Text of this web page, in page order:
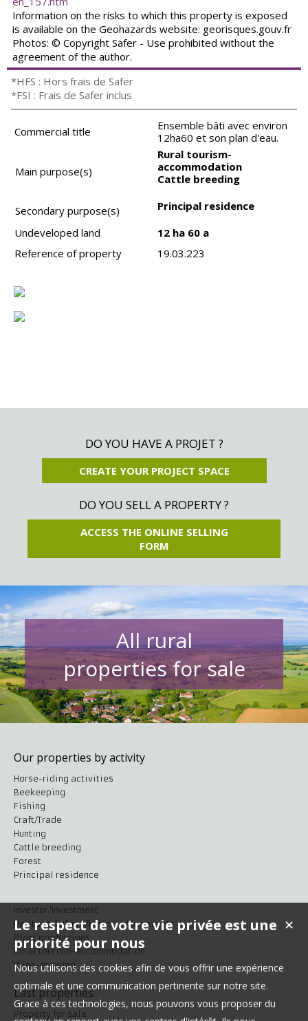
Information on the risks to which this property is exposed
is available on the Geohazards website: georisques.gouv.fr
Photos: © Copyright Safer - Use prohibited without the
agreement of the author.
*HFS : Hors frais de Safer
*FSI : Frais de Safer inclus
Commercial title
Ensemble bâti avec environ
12ha60 et son plan d'eau.
Main purpose(s)
Rural tourism-
accommodation
Cattle breeding
Secondary purpose(s)
Principal residence
Undeveloped land
12 ha 60 a
Reference of property
19.03.223
DO YOU HAVE A PROJET ?
CREATE YOUR PROJECT SPACE
DO YOU SELL A PROPERTY ?
ACCESS THE ONLINE SELLING
FORM
All rural
properties for sale
Our properties by activity
Horse-riding activities
Beekeeping
Fishing
Craft/Trade
Hunting
Cattle breeding
Forest
Principal residence
Investor/Investment
Heritage/Culture/Historic Monuments
Plant productions
Rural tourism-accommodation
Wine-growing
Last properties
Property for sale
✕
Le respect de votre vie privée est une
priorité pour nous
Nous utilisons des cookies afin de vous offrir une expérience
optimale et une communication pertinente sur notre site.
Grace à ces technologies, nous pouvons vous proposer du